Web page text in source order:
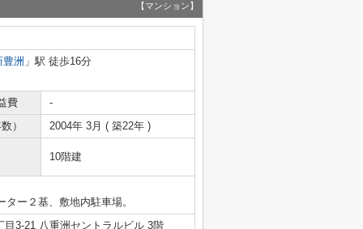
【マンション】
豊洲 」駅 徒歩16分
費
-
）
2004年 3月 ( 築22年 )
10階建
ー２基、敷地内駐車場。
目3-21 八重洲セントラルビル 3階